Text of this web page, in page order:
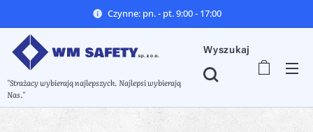
Czynne: pn. - pt. 9:00 - 17:00
"Strażacy wybierają najlepszych. Najlepsi wybierają
Nas."
Wyszukaj